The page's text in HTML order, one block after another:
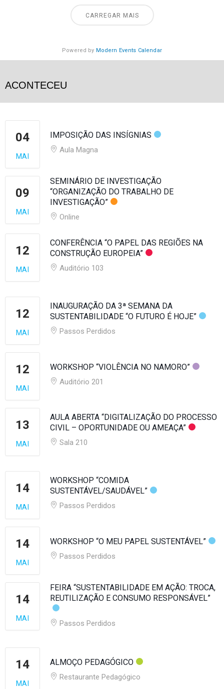
CARREGAR MAIS
Powered by Modern Events Calendar
ACONTECEU
04
MAI
IMPOSIÇÃO DAS INSÍGNIAS
Aula Magna
09
MAI
SEMINÁRIO DE INVESTIGAÇÃO
“ORGANIZAÇÃO DO TRABALHO DE
INVESTIGAÇÃO”
Online
12
MAI
CONFERÊNCIA “O PAPEL DAS REGIÕES NA
CONSTRUÇÃO EUROPEIA”
Auditório 103
12
MAI
INAUGURAÇÃO DA 3ª SEMANA DA
SUSTENTABILIDADE “O FUTURO É HOJE”
Passos Perdidos
12
MAI
WORKSHOP “VIOLÊNCIA NO NAMORO”
Auditório 201
13
MAI
AULA ABERTA “DIGITALIZAÇÃO DO PROCESSO
CIVIL – OPORTUNIDADE OU AMEAÇA”
Sala 210
14
MAI
WORKSHOP “COMIDA
SUSTENTÁVEL/SAUDÁVEL”
Passos Perdidos
14
MAI
WORKSHOP “O MEU PAPEL SUSTENTÁVEL”
Passos Perdidos
14
MAI
FEIRA “SUSTENTABILIDADE EM AÇÃO: TROCA,
REUTILIZAÇÃO E CONSUMO RESPONSÁVEL”
Passos Perdidos
14
MAI
ALMOÇO PEDAGÓGICO
Restaurante Pedagógico